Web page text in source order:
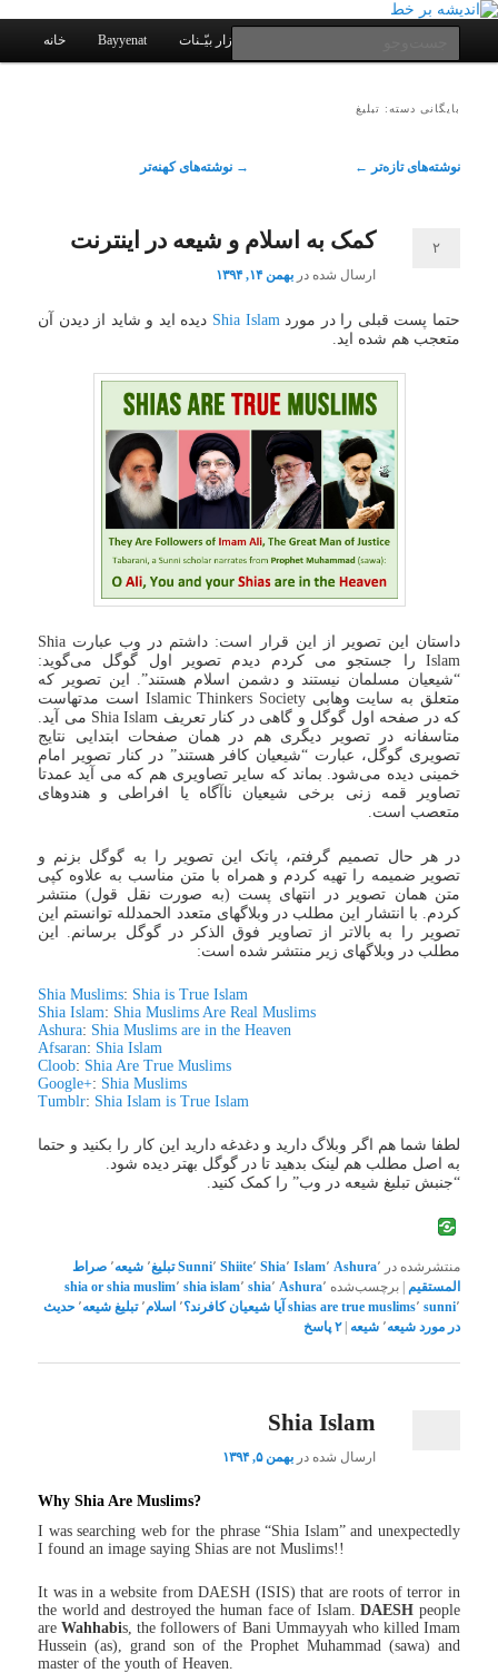
پرش
اصلی
پرش
ثانویه
اندیشه بر خط
یادداشتهای یک معلم در باب زندگی، اخلاق، اخبار، علم و سیاست
فهرست
خانه Bayyenat نرم افزار بیّـنات
بایگانی دسته: تبلیغ
ناوبری
→ نوشته‌های کهنه‌تر نوشته‌های تازه‌تر ←
کمک به اسلام و شیعه در اینترنت
ارسال شده دربهمن ۱۴, ۱۳۹۴
۲
حتما پست قبلی را در مورد Shia Islam دیده اید و شاید از دیدن آن
متعجب هم شده اید.
داستان این تصویر از این قرار است: داشتم در وب عبارت Shia
Islam را جستجو می کردم دیدم تصویر اول گوگل می‌گوید:
“شیعیان مسلمان نیستند و دشمن اسلام هستند”. این تصویر که
متعلق به سایت وهابی Islamic Thinkers Society است مدتهاست
که در صفحه اول گوگل و گاهی در کنار تعریف Shia Islam می آید.
متاسفانه در تصویر دیگری هم در همان صفحات ابتدایی نتایج
تصویری گوگل، عبارت “شیعیان کافر هستند” در کنار تصویر امام
خمینی دیده می‌شود. بماند که سایر تصاویری هم که می آید عمدتا
تصاویر قمه زنی برخی شیعیان ناآگاه یا افراطی و هندوهای
متعصب است.
در هر حال تصمیم گرفتم، پاتک این تصویر را به گوگل بزنم و
تصویر ضمیمه را تهیه کردم و همراه با متن مناسب به علاوه کپی
متن همان تصویر در انتهای پست (به صورت نقل قول) منتشر
کردم. با انتشار این مطلب در وبلاگهای متعدد الحمدلله توانستم این
تصویر را به بالاتر از تصاویر فوق الذکر در گوگل برسانم. این
مطلب در وبلاگهای زیر منتشر شده است:
Shia Muslims: Shia is True Islam
Shia Islam: Shia Muslims Are Real Muslims
Ashura: Shia Muslims are in the Heaven
Afsaran: Shia Islam
Cloob: Shia Are True Muslims
Google+: Shia Muslims
Tumblr: Shia Islam is True Islam
لطفا شما هم اگر وبلاگ دارید و دغدغه دارید این کار را بکنید و حتما
به اصل مطلب هم لینک بدهید تا در گوگل بهتر دیده شود.
“جنبش تبلیغ شیعه در وب” را کمک کنید.
منتشرشده در Ashura٬ Islam٬ Shia٬ Shiite٬ Sunni٬ تبلیغ٬ شیعه٬ صراط
المستقیم
|برچسب‌شده Ashura٬ shia٬ shia islam٬ shia muslim٬
shia or
sunni٬ shias are true muslims٬ آیا شیعیان کافرند؟٬ اسلام٬ تبلیغ شیعه٬ حدیث
در مورد شیعه٬ شیعه |۲پاسخ
Shia Islam
ارسال شده دربهمن ۵, ۱۳۹۴
Why Shia Are Muslims?
I was searching web for the phrase “Shia Islam” and unexpectedly
I found an image saying Shias are not Muslims!!
It was in a website from DAESH (ISIS) that are roots of terror in
the world and destroyed the human face of Islam.DAESH people
areWahhabis, the followers of Bani Ummayyah who killed Imam
Hussein (as), grand son of the Prophet Muhammad (sawa) and
master of the youth of Heaven.